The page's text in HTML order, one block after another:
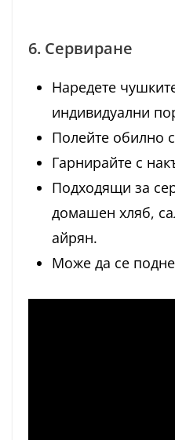
6. Сервиране
Наредете
индивидуални
Полейте обилно
Гарнирайте с
Подходящи за
домашен хляб,
айрян.
Може да се